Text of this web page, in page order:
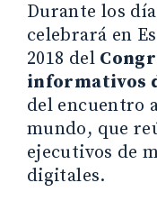
Durante los
celebrará en
2018 del
informativos
del encuentro
mundo, que
ejecutivos de
digitales.